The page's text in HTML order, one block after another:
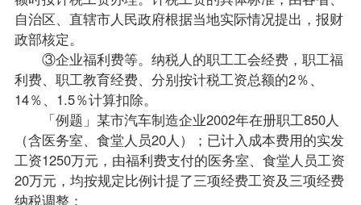
自治区、直辖市人民政府根据当地实际情况提出，报财
政部核定。
③企业福利费等。纳税人的职工工会经费，职工福
利费、职工教育经费、分别按计税工资总额的2％、
14％、1.5％计算扣除。
「例题」某市汽车制造企业2002年在册职工850人
（含医务室、食堂人员20人）；已计入成本费用的实发
工资1250万元，由福利费支付的医务室、食堂人员工资
20万元，均按规定比例计提了三项经费工资及三项经费
纳税调整：